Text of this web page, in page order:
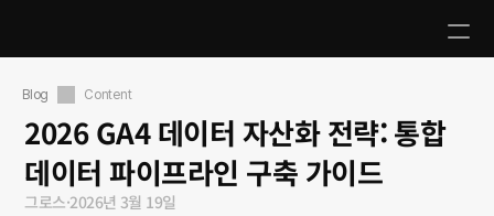
Blog Content
그로스·2026년 3월 19일
2026 GA4 데이터 자산화 전략: 통합
데이터 파이프라인 구축 가이드